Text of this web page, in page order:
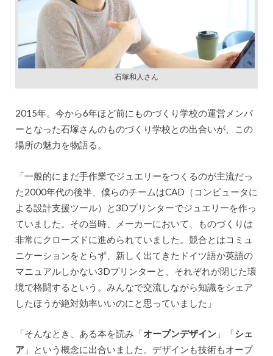
石塚和人さん
2015年。今から6年ほど前にものづくり学校の運営メンバ
ーとなった石塚さんのものづくり学校との出合いが、この
場所の魅力を物語る。
「一般的にまだ手作業でジュエリーをつくるのが主流だっ
た2000年代の後半、僕らのチームはCAD（コンピュータに
よる設計支援ツール）と3Dプリンターでジュエリーを作っ
ていました。その当時、メーカーにおいて、ものづくりは
非常にクローズドに進められていました。競合とはコミュ
ニケーションをとらず、新しく出てきたドイツ語か英語の
マニュアルしかない3Dプリンターと、それぞれが閉じた環
境で格闘するという。みんなで交流しながら知識をシェア
したほうが絶対効率いいのにと思っていました」
「そんなとき、ある本を読み「オープンデザイン」「シェ
ア」という概念に出合いました。デザインも技術もオープ